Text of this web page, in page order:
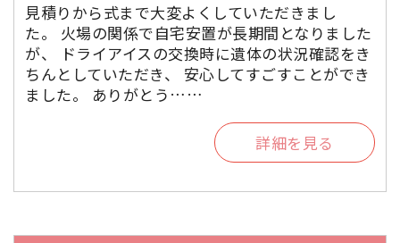
見積りから式まで大変よくしていただきまし
た。 火場の関係で自宅安置が長期間となりました
が、 ドライアイスの交換時に遺体の状況確認をき
ちんとしていただき、 安心してすごすことができ
ました。 ありがとう……
詳細を見る